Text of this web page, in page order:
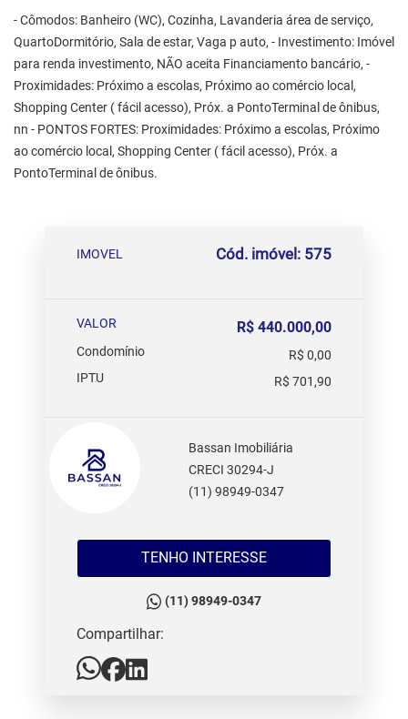
- Cômodos: Banheiro (WC), Cozinha, Lavanderia área de serviço,
QuartoDormitório, Sala de estar, Vaga p auto, - Investimento: Imóvel
para renda investimento, NÃO aceita Financiamento bancário, -
Proximidades: Próximo a escolas, Próximo ao comércio local,
Shopping Center ( fácil acesso), Próx. a PontoTerminal de ônibus,
nn - PONTOS FORTES: Proximidades: Próximo a escolas, Próximo
ao comércio local, Shopping Center ( fácil acesso), Próx. a
PontoTerminal de ônibus.
IMOVEL Cód. imóvel: 575
VALOR R$ 440.000,00
Condomínio
R$ 0,00
IPTU
R$ 701,90
Bassan Imobiliária
CRECI 30294-J
(11) 98949-0347
TENHO INTERESSE
(11) 98949-0347
Compartilhar: